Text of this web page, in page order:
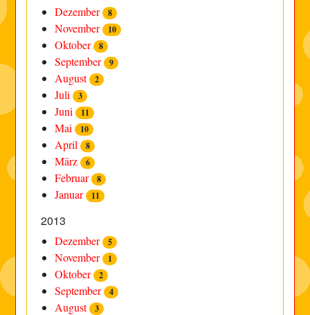
Dezember 8
November 10
Oktober 8
September 9
August 2
Juli 3
Juni 11
Mai 10
April 8
März 6
Februar 8
Januar 11
2013
Dezember 5
November 1
Oktober 2
September 4
August 3